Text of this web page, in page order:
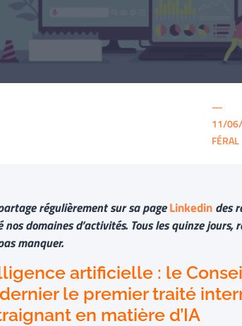
—
11/
FÉRAL
régulièrement sur sa pageLinkedindes
domaines d’activités. Tous les quinze
manquer.
artificielle : le
le premier traité
en matière d’IA